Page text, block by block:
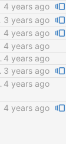
4 years ago
3 years ago
4 years ago
4 years ago
4 years ago
3 years ago
4 years ago
4 years ago